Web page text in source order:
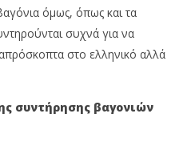
όμως, όπως και τα
συχνά για να
στο ελληνικό αλλά
συντήρησης βαγονιών